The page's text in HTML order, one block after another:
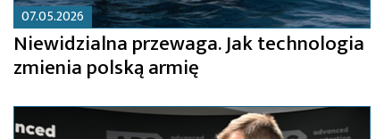
07.05.2026
Niewidzialna przewaga. Jak technologia
zmienia polską armię